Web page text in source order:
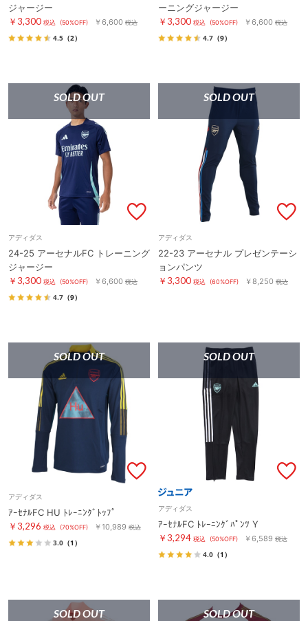
ジャージー
￥3,300 税込 (50%OFF) ￥6,600 税込
4.5 （2）
ーニングジャージー
￥3,300 税込 (50%OFF) ￥6,600 税込
4.7 （9）
SOLD OUT
アディダス
24-25 アーセナルFC トレーニング
ジャージー
￥3,300 税込 (50%OFF) ￥6,600 税込
4.7 （9）
SOLD OUT
アディダス
22-23 アーセナル プレゼンテーシ
ョンパンツ
￥3,300 税込 (60%OFF) ￥8,250 税込
SOLD OUT
アディダス
ｱｰｾﾅﾙFC HU ﾄﾚｰﾆﾝｸﾞﾄｯﾌﾟ
￥3,296 税込 (70%OFF) ￥10,989 税込
3.0 （1）
SOLD OUT
アディダス
ｱｰｾﾅﾙFC ﾄﾚｰﾆﾝｸﾞﾊﾟﾝﾂ Y
￥3,294 税込 (50%OFF) ￥6,589 税込
4.0 （1）
SOLD OUT SOLD OUT